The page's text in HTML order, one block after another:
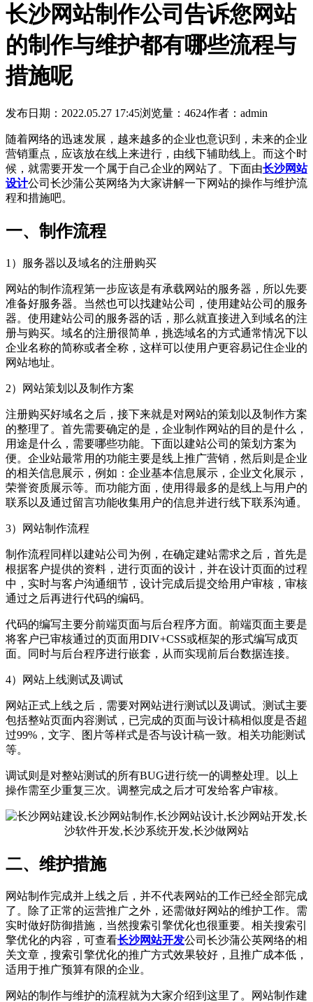
长沙网站制作公司告诉您网站
的制作与维护都有哪些流程与
措施呢
发布日期：2022.05.27 17:45浏览量：4624作者：admin
随着网络的迅速发展，越来越多的企业也意识到，未来的企业
营销重点，应该放在线上来进行，由线下辅助线上。而这个时
候，就需要开发一个属于自己企业的网站了。下面由长沙网站
设计公司长沙蒲公英网络为大家讲解一下网站的操作与维护流
程和措施吧。
一、制作流程
1）服务器以及域名的注册购买
网站的制作流程第一步应该是有承载网站的服务器，所以先要
准备好服务器。当然也可以找建站公司，使用建站公司的服务
器。使用建站公司的服务器的话，那么就直接进入到域名的注
册与购买。域名的注册很简单，挑选域名的方式通常情况下以
企业名称的简称或者全称，这样可以使用户更容易记住企业的
网站地址。
2）网站策划以及制作方案
注册购买好域名之后，接下来就是对网站的策划以及制作方案
的整理了。首先需要确定的是，企业制作网站的目的是什么，
用途是什么，需要哪些功能。下面以建站公司的策划方案为
便。企业站最常用的功能主要是线上推广营销，然后则是企业
的相关信息展示，例如：企业基本信息展示，企业文化展示，
荣誉资质展示等。而功能方面，使用得最多的是线上与用户的
联系以及通过留言功能收集用户的信息并进行线下联系沟通。
3）网站制作流程
制作流程同样以建站公司为例，在确定建站需求之后，首先是
根据客户提供的资料，进行页面的设计，并在设计页面的过程
中，实时与客户沟通细节，设计完成后提交给用户审核，审核
通过之后再进行代码的编码。
代码的编写主要分前端页面与后台程序方面。前端页面主要是
将客户已审核通过的页面用DIV+CSS或框架的形式编写成页
面。同时与后台程序进行嵌套，从而实现前后台数据连接。
4）网站上线测试及调试
网站正式上线之后，需要对网站进行测试以及调试。测试主要
包括整站页面内容测试，已完成的页面与设计稿相似度是否超
过99%，文字、图片等样式是否与设计稿一致。相关功能测试
等。
调试则是对整站测试的所有BUG进行统一的调整处理。以上
操作需至少重复三次。调整完成之后才可发给客户审核。
二、维护措施
网站制作完成并上线之后，并不代表网站的工作已经全部完成
了。除了正常的运营推广之外，还需做好网站的维护工作。需
实时做好防御措施，当然搜索引擎优化也很重要。相关搜索引
擎优化的内容，可查看长沙网站开发公司长沙蒲公英网络的相
关文章，搜索引擎优化的推广方式效果较好，且推广成本低，
适用于推广预算有限的企业。
网站的制作与维护的流程就为大家介绍到这里了。网站制作建